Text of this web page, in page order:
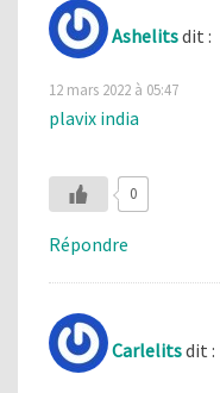
Ashelitsdit :
12 mars 2022 à 05:47
plavix india
0
Répondre
Carlelitsdit :